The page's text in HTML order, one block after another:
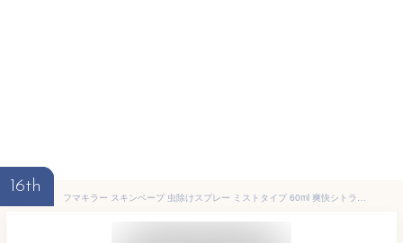
16th
フマキラー スキンベープ 虫除けスプレー ミストタイプ 60ml 爽快シトラスマリンの香り